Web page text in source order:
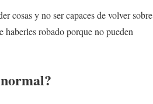
cosas y no ser capaces de volver sobre
haberles robado porque no pueden